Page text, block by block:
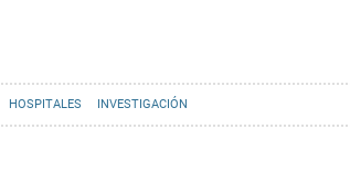
HOSPITALES INVESTIGACIÓN